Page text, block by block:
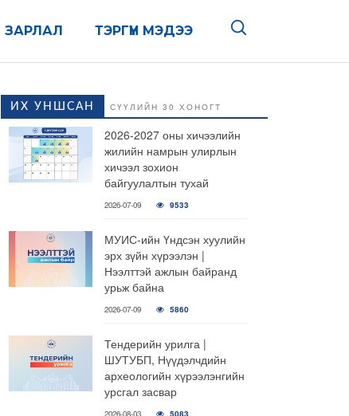
ТЭРГҮҮН МЭДЭЭ
ЗАРЛАЛ
ИХ УНШСАН СҮҮЛИЙН 30 ХОНОГТ
2026-2027 оны хичээлийн
жилийн намрын улирлын
хичээл зохион
байгуулалтын тухай
2026-07-09 9533
МУИС-ийн Үндсэн хуулийн
эрх зүйн хүрээлэн |
Нээлттэй ажлын байранд
урьж байна
2026-07-09 5860
Тендерийн урилга |
ШУТУБП, Нүүдэлчдийн
археологийн хүрээлэнгийн
урсгал засвар
2026-08-03 5083